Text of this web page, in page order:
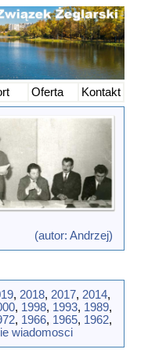
Oferta Kontakt
(autor: Andrzej)
, 2018, 2017, 2014,
, 1998, 1993, 1989,
, 1966, 1965, 1962,
wiadomosci